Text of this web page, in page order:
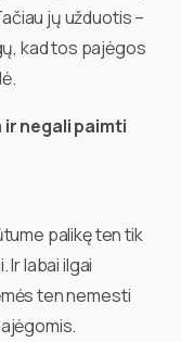
jų užduotis –
kad tos pajėgos
ir negali paimti
palikę ten tik
labai ilgai
ten nemesti